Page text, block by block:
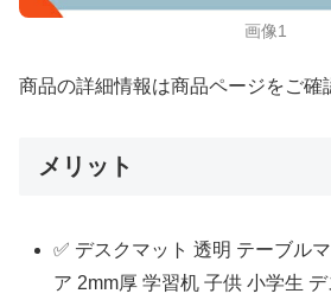
画像1
商品の詳細情報は商品ページをご確
メリット
✅ デスクマット 透明 テーブル
ア 2mm厚 学習机 子供 小学生